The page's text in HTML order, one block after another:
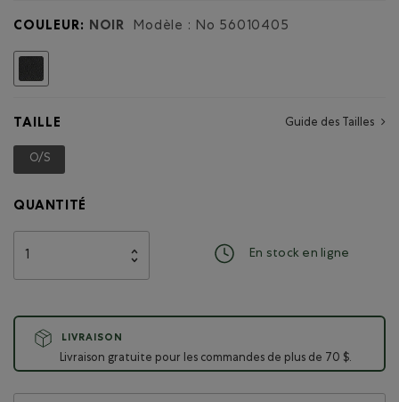
COULEUR: NOIR Modèle : No 56010405
TAILLE Guide des Tailles
O/S
QUANTITÉ
En stock en ligne
LIVRAISON
Livraison gratuite pour les commandes de plus de 70 $.